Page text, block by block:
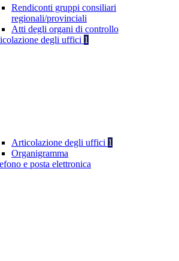
Rendiconti gruppi consiliari
regionali/provinciali
Atti degli organi di controllo
degli uffici 1
Articolazione degli uffici 1
Organigramma
e posta elettronica